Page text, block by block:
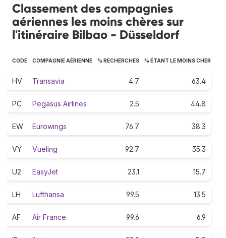
Classement des compagnies
aériennes les moins chères sur
l'itinéraire Bilbao - Düsseldorf
CODE COMPAGNIE AÉRIENNE % RECHERCHES % ÉTANT LE MOINS CHER
HV Transavia 4.7 63.4
PC Pegasus Airlines 2.5 44.8
EW Eurowings 76.7 38.3
VY Vueling 92.7 35.3
U2 EasyJet 23.1 15.7
LH Lufthansa 99.5 13.5
AF Air France 99.6 6.9